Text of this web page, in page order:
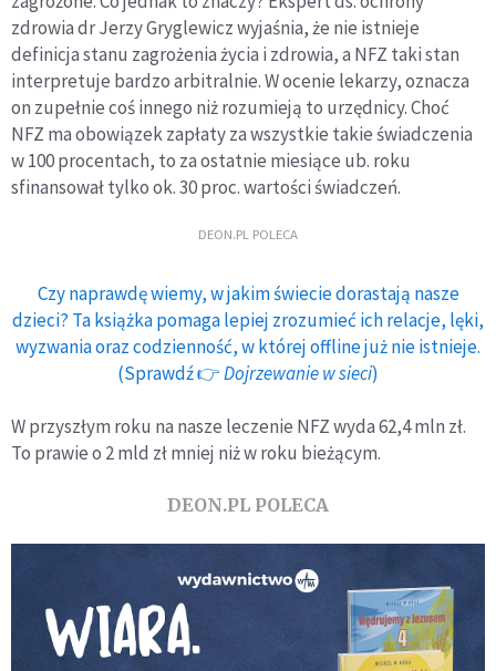
zdrowia dr Jerzy Gryglewicz wyjaśnia, że nie istnieje
definicja stanu zagrożenia życia i zdrowia, a NFZ taki stan
interpretuje bardzo arbitralnie. W ocenie lekarzy, oznacza
on zupełnie coś innego niż rozumieją to urzędnicy. Choć
NFZ ma obowiązek zapłaty za wszystkie takie świadczenia
w 100 procentach, to za ostatnie miesiące ub. roku
sfinansował tylko ok. 30 proc. wartości świadczeń.
DEON.PL POLECA
Czy naprawdę wiemy, w jakim świecie dorastają nasze
dzieci? Ta książka pomaga lepiej zrozumieć ich relacje, lęki,
wyzwania oraz codzienność, w której offline już nie istnieje.
(Sprawdź 👉Dojrzewanie w sieci)
W przyszłym roku na nasze leczenie NFZ wyda 62,4 mln zł.
To prawie o 2 mld zł mniej niż w roku bieżącym.
DEON.PL POLECA